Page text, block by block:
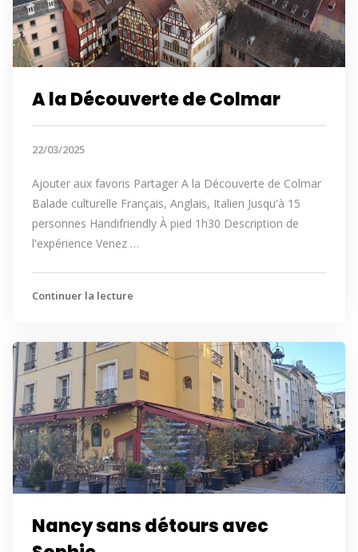
A la Découverte de Colmar
22/03/2025
Ajouter aux favoris Partager A la Découverte de Colmar
Balade culturelle Français, Anglais, Italien Jusqu'à 15
personnes Handifriendly À pied 1h30 Description de
l'expérience Venez …
Continuer la lecture
Nancy sans détours avec